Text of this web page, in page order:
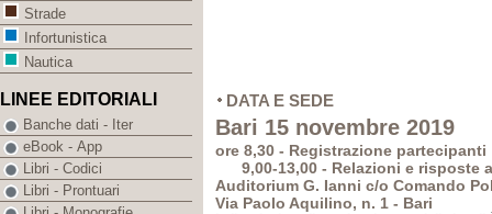
DATA E SEDE
Bari 15 novembre 2019
ore 8,30 - Registrazione partecipanti
9,00-13,00 - Relazioni e risposte
Auditorium G. Ianni c/o Comando
Via Paolo Aquilino, n. 1 - Bari
Strade
Infortunistica
Nautica
LINEE EDITORIALI
Banche dati - Iter
eBook - App
Libri - Codici
Libri - Prontuari